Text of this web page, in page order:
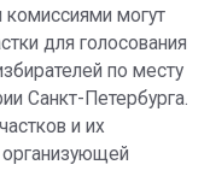
могут
для голосования
по месту
Санкт-Петербурга.
и их